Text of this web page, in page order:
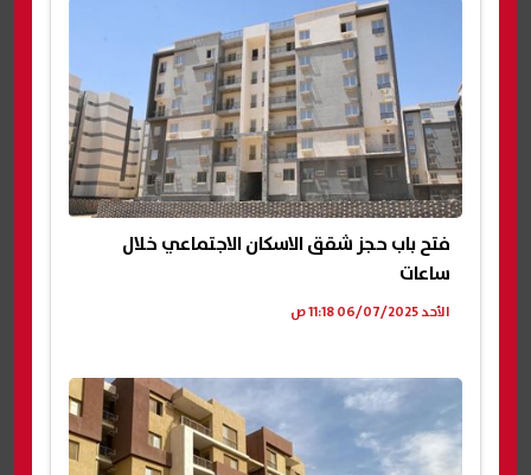
فتح باب حجز شقق الاسكان الاجتماعي خلال
ساعات
الأحد 06/07/2025 11:18 ص